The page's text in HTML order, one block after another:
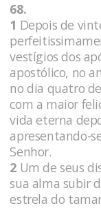
68.
1 Depois de
vestígios dos
apostólico, no
no dia quatro
com a maior
vida eterna
apresentando-
Senhor.
2 Um de seus
sua alma subir
estrela do